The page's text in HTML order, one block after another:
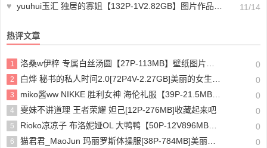
♥ yuuhui玉汇 独居的寡姐【132P-1V2.82GB】图片作品分享 11/14
热评文章
1 洛桑w伊梓 专属白丝汤圆【27P-113MB】壁纸图片大全 0
2 白烨 秘书的私人时间2.0[72P4V-2.27GB]美丽的女生cos图片 0
3 miko酱ww NIKKE 胜利女神 海伦礼服【39P-21.5MB】图片作品资源 0
4 雯妹不讲道理 王者荣耀 妲己[12P-276MB]收藏起来吧 0
5 Rioko凉凉子 布洛妮娅OL 大鸭鸭【50P-12V896MB】适合珍藏 0
6 猫君君_MaoJun 玛丽罗斯体操服[38P-784MB]美丽的女生图片 0